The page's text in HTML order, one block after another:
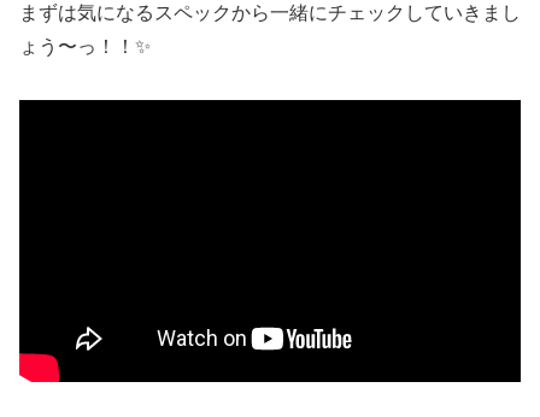
まずは気になるスペックから一緒にチェックしていきまし
ょう〜っ！！✨